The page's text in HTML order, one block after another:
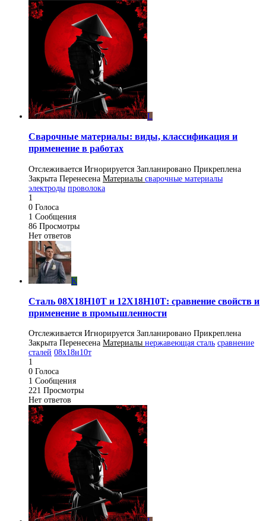
L
Сварочные материалы: виды, классификация и
применение в работах
Отслеживается Игнорируется Запланировано Прикреплена
Закрыта Перенесена Материалы сварочные материалы
электроды проволока
1
0 Голоса
1 Сообщения
86 Просмотры
Нет ответов
K
Сталь 08Х18Н10Т и 12Х18Н10Т: сравнение свойств и
применение в промышленности
Отслеживается Игнорируется Запланировано Прикреплена
Закрыта Перенесена Материалы нержавеющая сталь сравнение
сталей 08х18н10т
1
0 Голоса
1 Сообщения
221 Просмотры
Нет ответов